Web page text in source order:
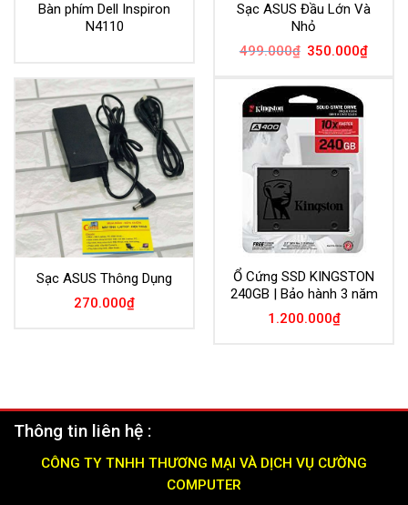
Bàn phím Dell Inspiron
N4110
Sạc ASUS Đầu Lớn Và
Nhỏ
499.000₫ Giá
499.000₫.
350.000₫Giá
Sạc ASUS Thông Dụng
270.000₫
Ổ Cứng SSD KINGSTON
240GB | Bảo hành 3 năm
1.200.000₫
Thông tin liên hệ :
CÔNG TY TNHH THƯƠNG MẠI VÀ DỊCH VỤ CƯỜNG
COMPUTER